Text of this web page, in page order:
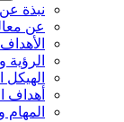
نبذة
عن
الرؤية
الهيكل
أهداف